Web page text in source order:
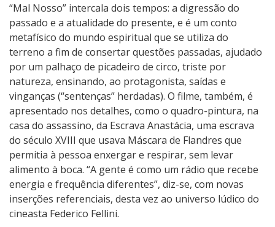
“Mal Nosso” intercala dois tempos: a digressão do
passado e a atualidade do presente, e é um conto
metafísico do mundo espiritual que se utiliza do
terreno a fim de consertar questões passadas, ajudado
por um palhaço de picadeiro de circo, triste por
natureza, ensinando, ao protagonista, saídas e
vinganças (“sentenças” herdadas). O filme, também, é
apresentado nos detalhes, como o quadro-pintura, na
casa do assassino, da Escrava Anastácia, uma escrava
do século XVIII que usava Máscara de Flandres que
permitia à pessoa enxergar e respirar, sem levar
alimento à boca. “A gente é como um rádio que recebe
energia e frequência diferentes”, diz-se, com novas
inserções referenciais, desta vez ao universo lúdico do
cineasta Federico Fellini.